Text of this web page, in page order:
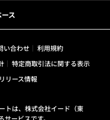
ス
い合わせ
利用規約
特定商取引法に関する表示
リース情報
トは、株式会社イード（東
ービスです。